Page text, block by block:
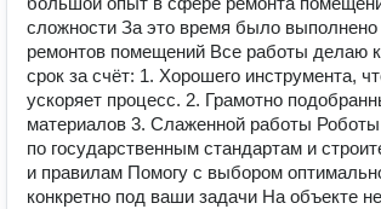
сложности За это время было
ремонтов помещений Все работы делаю
срок за счёт: 1. Хорошего инструмента,
ускоряет процесс. 2. Грамотно
материалов 3. Слаженной работы
по государственным стандартам и
и правилам Помогу с выбором
конкретно под ваши задачи На объекте